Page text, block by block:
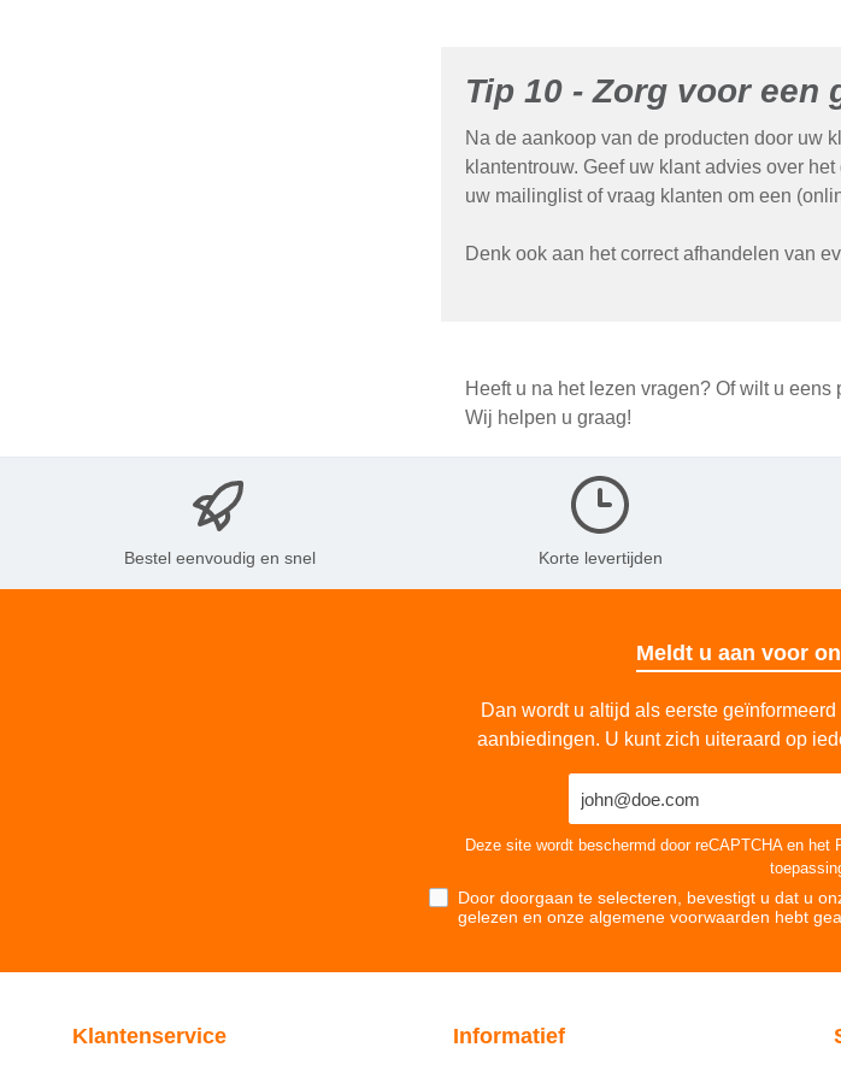
Tip 10 - Zorg voor een
Na de aankoop van de producten door uw
klantentrouw. Geef uw klant advies over
uw mailinglist of vraag klanten om een
Denk ook aan het correct afhandelen van
Heeft u na het lezen vragen? Of wilt u
Wij helpen u graag!
Bestel eenvoudig en snel Korte levertijden
Meldt u aan voor
Dan wordt u altijd als eerste
aanbiedingen. U kunt zich uiteraard op
Deze site wordt beschermd door reCAPTCHA en het
Door doorgaan te selecteren, bevestigt u dat u
gelezen en onze algemene voorwaarden hebt
Klantenservice Informatief